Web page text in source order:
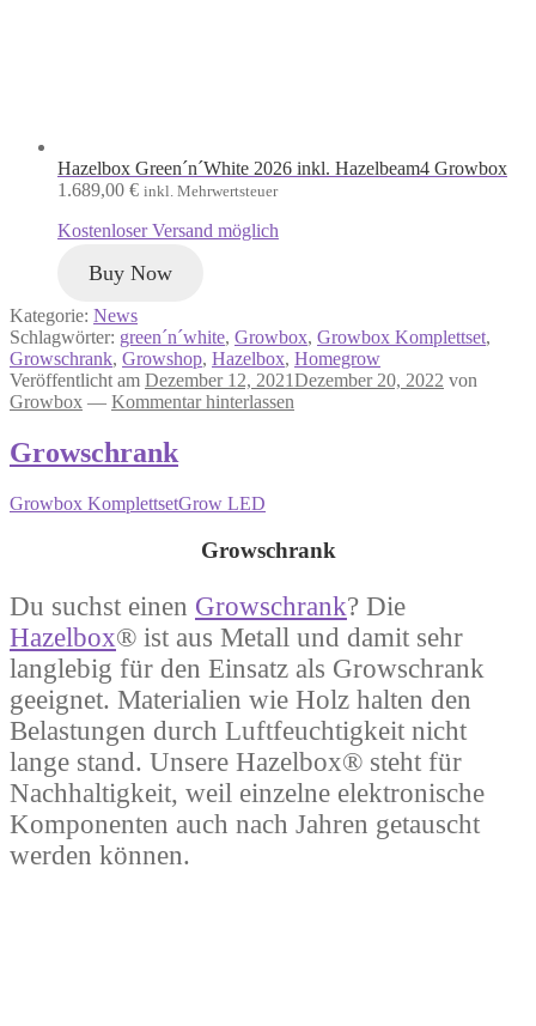
Hazelbox Green´n´White 2026 inkl. Hazelbeam4 Growbox
1.689,00 € inkl. Mehrwertsteuer
Kostenloser Versand möglich
Buy Now
Kategorie: News
Schlagwörter: green´n´white, Growbox, Growbox Komplettset,
Growschrank, Growshop, Hazelbox, Homegrow
Veröffentlicht am Dezember 12, 2021Dezember 20, 2022 von
Growbox — Kommentar hinterlassen
Growschrank
Growbox KomplettsetGrow LED
Growschrank
Du suchst einen Growschrank? Die
Hazelbox® ist aus Metall und damit sehr
langlebig für den Einsatz als Growschrank
geeignet. Materialien wie Holz halten den
Belastungen durch Luftfeuchtigkeit nicht
lange stand. Unsere Hazelbox® steht für
Nachhaltigkeit, weil einzelne elektronische
Komponenten auch nach Jahren getauscht
werden können.